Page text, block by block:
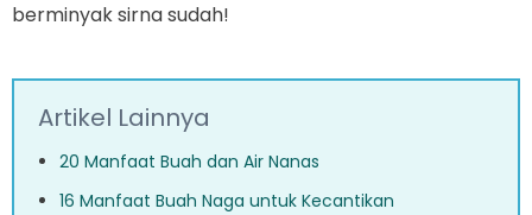
berminyak sirna sudah!
Artikel Lainnya
20 Manfaat Buah dan Air Nanas
16 Manfaat Buah Naga untuk Kecantikan